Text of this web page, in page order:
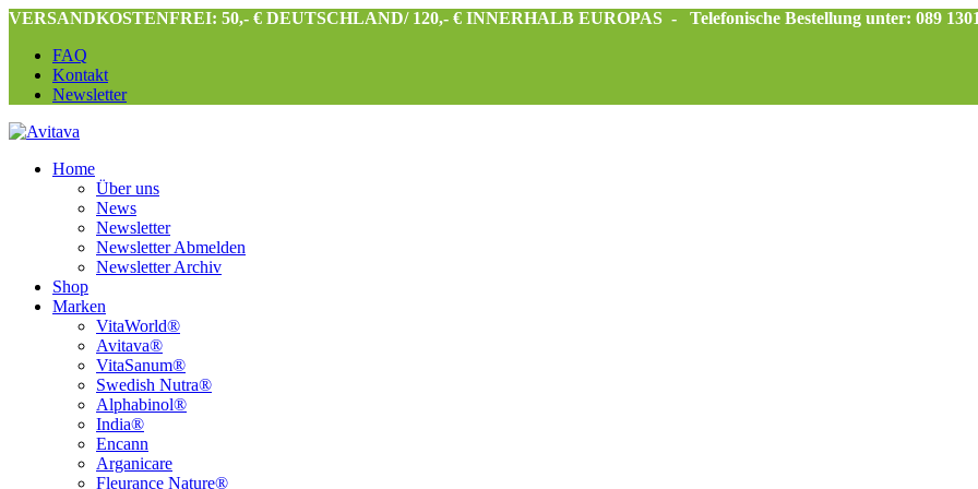
VERSANDKOSTENFREI: 50,- € DEUTSCHLAND/ 120,- € INNERHALB EUROPAS -
Telefonische Bestellung unter: 089
FAQ
Kontakt
Newsletter
Home
Über uns
News
Newsletter
Newsletter Abmelden
Newsletter Archiv
Shop
Marken
VitaWorld®
Avitava®
VitaSanum®
Swedish Nutra®
Alphabinol®
India®
Encann
Arganicare
Fleurance Nature®